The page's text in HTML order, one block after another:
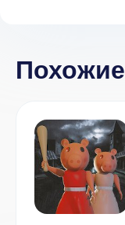
Похожие